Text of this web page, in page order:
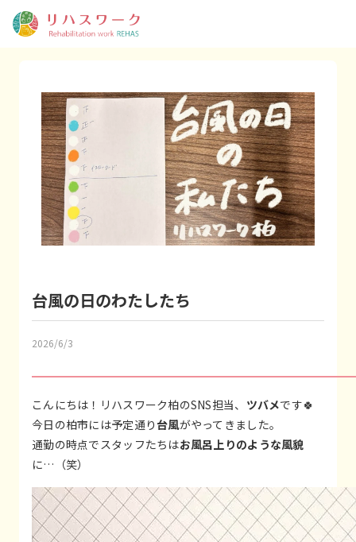
台風の日のわたしたち
2026/6/3
こんにちは！リハスワーク柏のSNS担当、 ツバメです🍀
今日の柏市には予定通り 台風がやってきました。
通勤の時点でスタッフたちはお風呂上りのような風貌
に…（笑）